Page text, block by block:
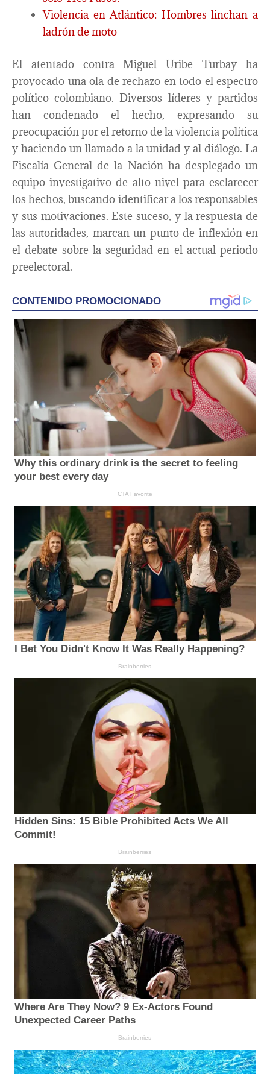
Violencia en Atlántico: Hombres linchan a
ladrón de moto
El atentado contra Miguel Uribe Turbay ha
provocado una ola de rechazo en todo el espectro
político colombiano. Diversos líderes y partidos
han condenado el hecho, expresando su
preocupación por el retorno de la violencia política
y haciendo un llamado a la unidad y al diálogo. La
Fiscalía General de la Nación ha desplegado un
equipo investigativo de alto nivel para esclarecer
los hechos, buscando identificar a los responsables
y sus motivaciones. Este suceso, y la respuesta de
las autoridades, marcan un punto de inflexión en
el debate sobre la seguridad en el actual periodo
preelectoral.